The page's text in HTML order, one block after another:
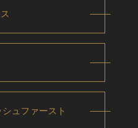
ュファースト